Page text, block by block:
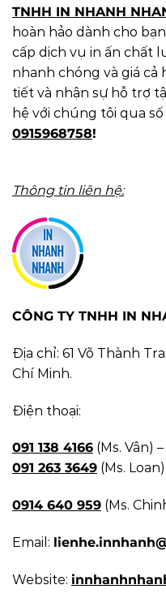
TNHH IN NHANH
hoàn hảo dành cho
cấp dịch vụ in ấn chất
nhanh chóng và giá cả
tiết và nhận sự hỗ trợ
hệ với chúng tôi qua
0915968758!
Thông tin liên hệ:
CÔNG TY TNHH IN
Địa chỉ: 61 Võ Thành
Chí Minh.
Điện thoại:
091 138 4166 (Ms. Vân) –
091 263 3649 (Ms. Loan)
0914 640 959 (Ms.
Email:
Website: